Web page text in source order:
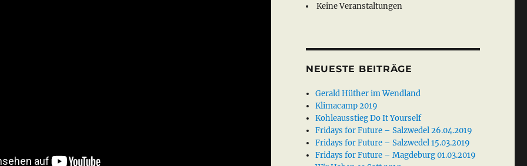
Keine Veranstaltungen
NEUESTE BEITRÄGE
Gerald Hüther im Wendland
Klimacamp 2019
Kohleausstieg Do It Yourself
Fridays for Future – Salzwedel 26.04.2019
Fridays for Future – Salzwedel 15.03.2019
Fridays for Future – Magdeburg 01.03.2019